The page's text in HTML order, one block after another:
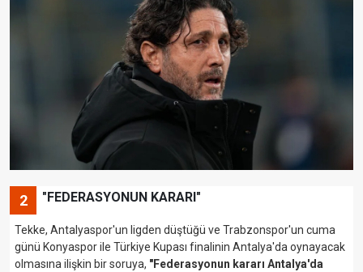
2 "FEDERASYONUN KARARI"
Tekke, Antalyaspor'un ligden düştüğü ve Trabzonspor'un cuma
günü Konyaspor ile Türkiye Kupası finalinin Antalya'da oynayacak
olmasına ilişkin bir soruya, "Federasyonun kararı Antalya'da